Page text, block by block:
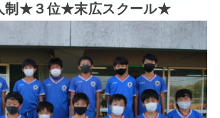
制★３位★末広スクール★